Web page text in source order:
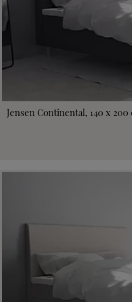
Jensen Continental, 140 x 200